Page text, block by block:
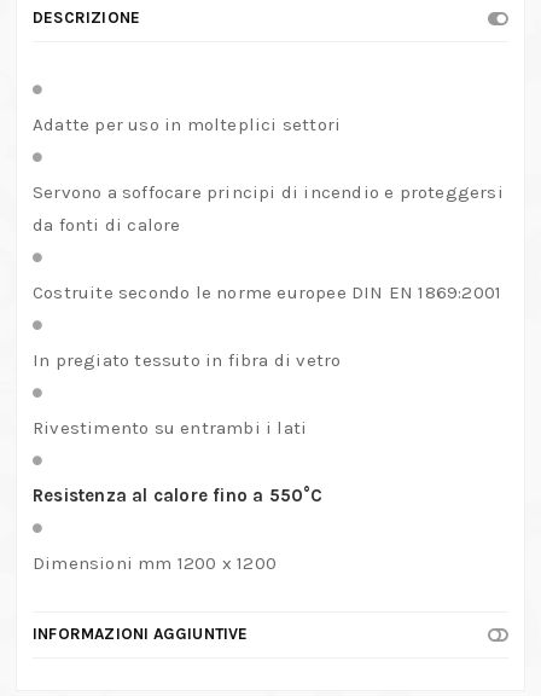
DESCRIZIONE
Adatte per uso in molteplici settori
Servono a soffocare principi di incendio e proteggersi
da fonti di calore
Costruite secondo le norme europee DIN EN 1869:2001
In pregiato tessuto in fibra di vetro
Rivestimento su entrambi i lati
Resistenza al calore fino a 550°C
Dimensioni mm 1200 x 1200
INFORMAZIONI AGGIUNTIVE